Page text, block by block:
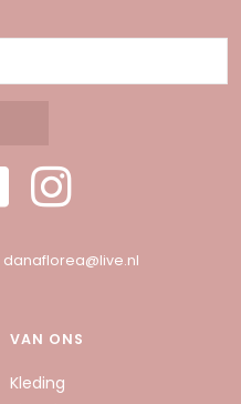
danaflorea@live.nl
VAN ONS
Kleding